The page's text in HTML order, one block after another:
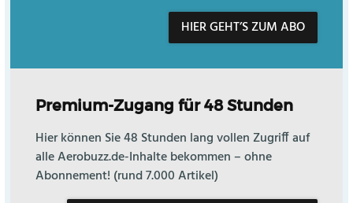
HIER GEHT’S ZUM ABO
Premium-Zugang für 48 Stunden
Hier können Sie 48 Stunden lang vollen Zugriff auf
alle Aerobuzz.de-Inhalte bekommen – ohne
Abonnement! (rund 7.000 Artikel)